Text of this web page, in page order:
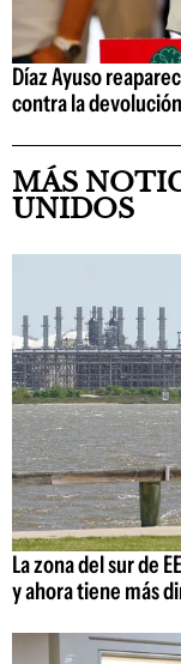
Díaz Ayuso
contra la
MÁS
UNIDOS
La zona del sur de
y ahora tiene más